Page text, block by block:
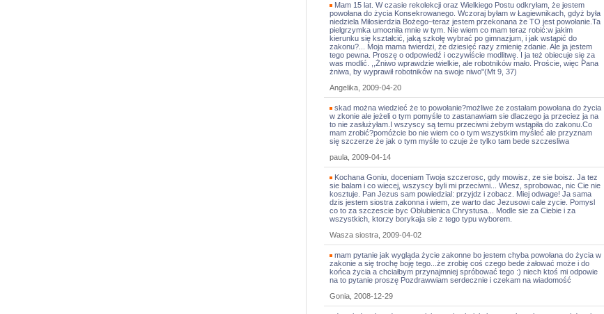
Mam 15 lat. W czasie rekolekcji oraz Wielkiego Postu odkryłam, że jestem
powołana do życia Konsekrowanego. Wczoraj byłam w Łagiewnikach, gdyż była
niedziela Miłosierdzia Bożego~teraz jestem przekonana że TO jest powołanie.Ta
pielgrzymka umocniła mnie w tym. Nie wiem co mam teraz robić:w jakim
kierunku się kształcić, jaką szkołę wybrać po gimnazjum, i jak wstąpić do
zakonu?... Moja mama twierdzi, że dziesięć razy zmienię zdanie. Ale ja jestem
tego pewna. Proszę o odpowiedź i oczywiście modlitwę. I ja też obiecuje się za
was modlić. ,,Żniwo wprawdzie wielkie, ale robotników mało. Proście, więc Pana
żniwa, by wyprawił robotników na swoje niwo"(Mt 9, 37)
Angelika, 2009-04-20
skad można wiedzieć że to powołanie?możliwe że zostałam powołana do życia
w zkonie ale jeżeli o tym pomyśle to zastanawiam sie dlaczego ja przeciez ja na
to nie zasłużyłam.I wszyscy są temu przeciwni żebym wstąpiła do zakonu.Co
mam zrobić?pomóżcie bo nie wiem co o tym wszystkim myśleć ale przyznam
się szczerze że jak o tym myśle to czuje że tylko tam bede szczesliwa
paula, 2009-04-14
Kochana Goniu, doceniam Twoja szczerosc, gdy mowisz, ze sie boisz. Ja tez
sie balam i co wiecej, wszyscy byli mi przeciwni... Wiesz, sprobowac, nic Cie nie
kosztuje. Pan Jezus sam powiedzial: przyjdz i zobacz. Miej odwage! Ja sama
dzis jestem siostra zakonna i wiem, ze warto dac Jezusowi cale zycie. Pomysl
co to za szczescie byc Oblubienica Chrystusa... Modle sie za Ciebie i za
wszystkich, ktorzy borykaja sie z tego typu wyborem.
Wasza siostra, 2009-04-02
mam pytanie jak wygląda życie zakonne bo jestem chyba powołana do życia w
zakonie a się trochę boję tego...że zrobię coś czego bede żałować może i do
końca życia a chciałbym przynajmniej spróbować tego :) niech ktoś mi odpowie
na to pytanie proszę Pozdrawwiam serdecznie i czekam na wiadomość
Gonia, 2008-12-29